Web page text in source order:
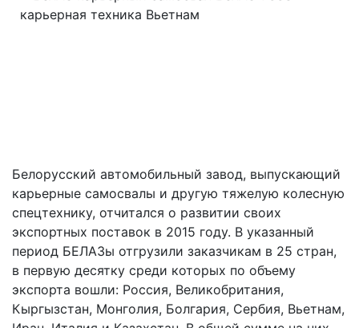
Белорусский автомобильный завод, выпускающий
карьерные самосвалы и другую тяжелую колесную
спецтехнику, отчитался о развитии своих
экспортных поставок в 2015 году. В указанный
период БЕЛАЗы отгрузили заказчикам в 25 стран,
в первую десятку среди которых по объему
экспорта вошли: Россия, Великобритания,
Кыргызстан, Монголия, Болгария, Сербия, Вьетнам,